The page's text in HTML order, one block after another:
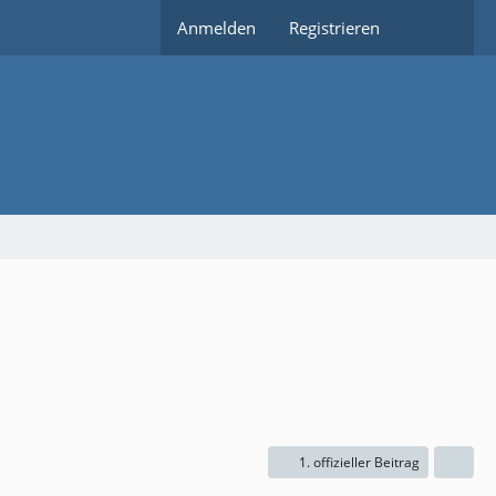
Anmelden Registrieren
1. offizieller Beitrag